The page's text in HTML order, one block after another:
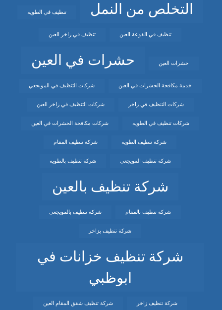
التخلص من النمل تنظيف في الطويه
تنظيف في الفوعة العين تنظيف في زاخر العين
حشرات العين حشرات في العين
خدمة مكافحة الحشرات في العين شركات التنظيف في المويجعي
شركات التنظيف في زاخر شركات التنظيف في زاخر العين
شركات تنظيف في الطويه شركات مكافحة الحشرات في العين
شركة تنظيف الطويه شركة تنظيف المقام
شركة تنظيف المويجعي شركة تنظيف بالطويه
شركة تنظيف بالعين
شركة تنظيف بالمقام شركة تنظيف بالمويجعي
شركة تنظيف بزاخر
شركة تنظيف خزانات في
ابوظبي
شركة تنظيف زاخر شركة تنظيف شقق المقام العين